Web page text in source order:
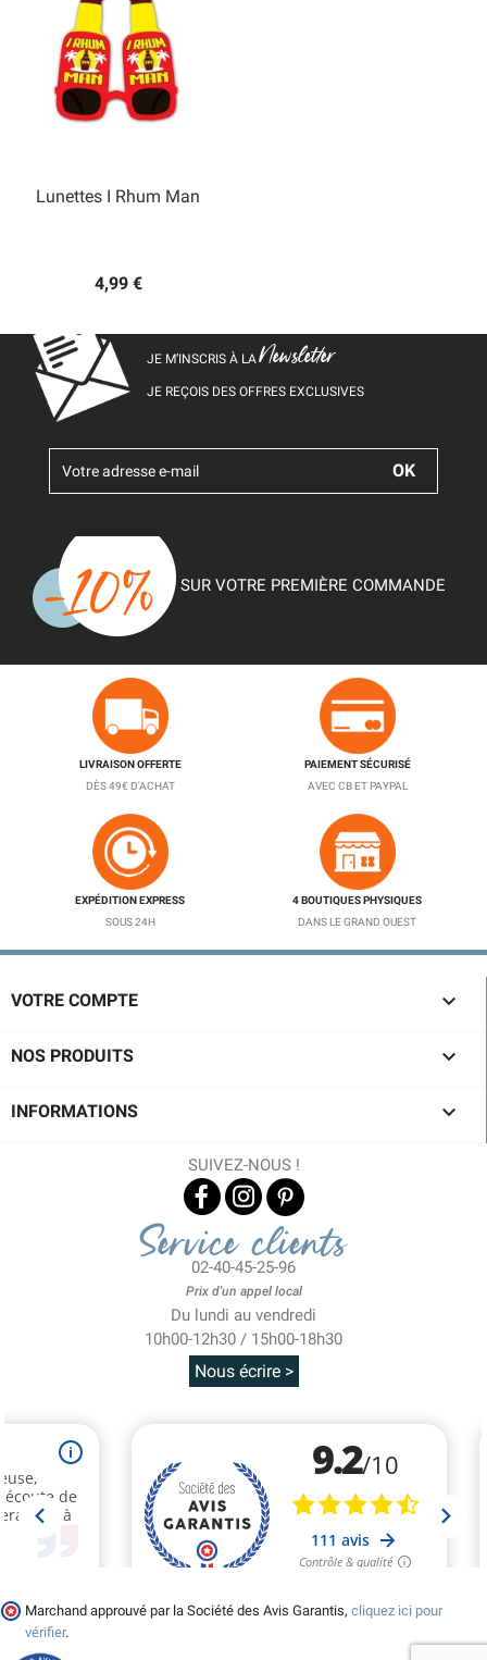
Lunettes I Rhum Man
4,99 €
JE M’INSCRIS À LANewsletter
JE REÇOIS DES OFFRES EXCLUSIVES
SUR VOTRE PREMIÈRE COMMANDE
LIVRAISON OFFERTE
DÈS 49€ D'ACHAT
PAIEMENT SÉCURISÉ
AVEC CB ET PAYPAL
EXPÉDITION EXPRESS
SOUS 24H
4 BOUTIQUES PHYSIQUES
DANS LE GRAND OUEST
VOTRE COMPTE 
NOS PRODUITS 
INFORMATIONS 
SUIVEZ-NOUS !
Service clients
02-40-45-25-96
Prix d'un appel local
Du lundi au vendredi
10h00-12h30 / 15h00-18h30
Nous écrire >
Marchand approuvé par la Société des Avis Garantis, cliquez ici pour
vérifier.